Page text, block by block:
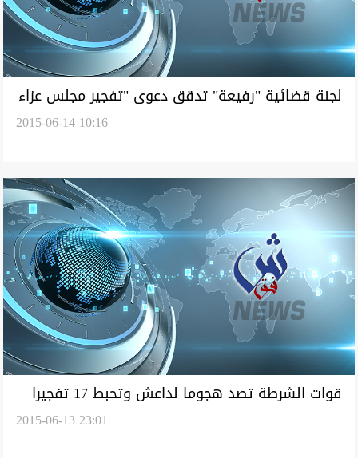
لجنة قضائية "رفيعة" تدقق دعوى "تفجير مجلس عزاء
2015-06-14 10:16
قوات الشرطة تصد هجوما لداعش وتحبط 17 تفجيرا
2015-06-13 23:01